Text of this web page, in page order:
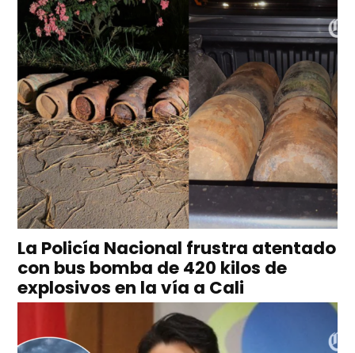
La Policía Nacional frustra atentado
con bus bomba de 420 kilos de
explosivos en la vía a Cali